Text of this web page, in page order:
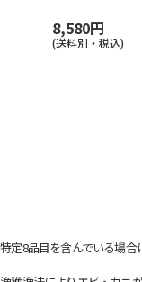
8,580円
(送料別・税込)
8品目を含んでいる場合